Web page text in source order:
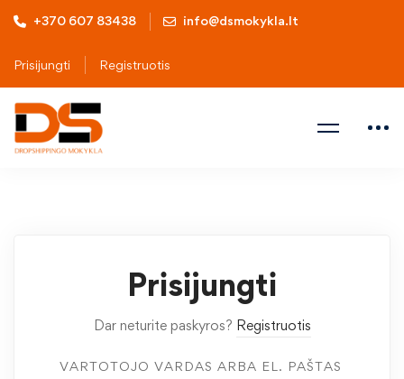
+370 607 83438 info@dsmokykla.lt
Prisijungti Registruotis
Prisijungti
Dar neturite paskyros? Registruotis
VARTOTOJO VARDAS ARBA EL. PAŠTAS